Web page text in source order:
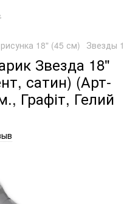
18" (45 см) Звезды
Звезда 18"
сатин) (Арт-
Графіт, Гелий